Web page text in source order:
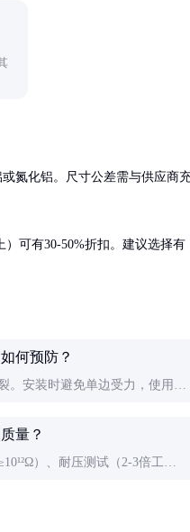
氮化铝。尺寸公差需与供应商
可有30-50%折扣。建议选择有
何预防？
。安装时避免单边受力，使用弹
量？
）、耐压测试（2-3倍工作